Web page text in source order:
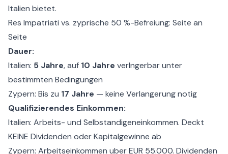
Italien bietet.
Res Impatriati vs. zyprische 50 %-Befreiung: Seite an
Seite
Dauer:
Italien: 5 Jahre, auf 10 Jahre verlngerbar unter
bestimmten Bedingungen
Zypern: Bis zu 17 Jahre — keine Verlangerung notig
Qualifizierendes Einkommen:
Italien: Arbeits- und Selbstandigeneinkommen. Deckt
KEINE Dividenden oder Kapitalgewinne ab
Zypern: Arbeitseinkommen uber EUR 55.000. Dividenden